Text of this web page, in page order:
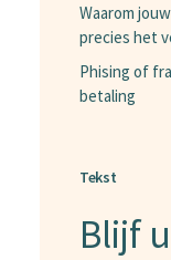
Waarom
precies het
Phising of
betaling
Tekst
Blijf